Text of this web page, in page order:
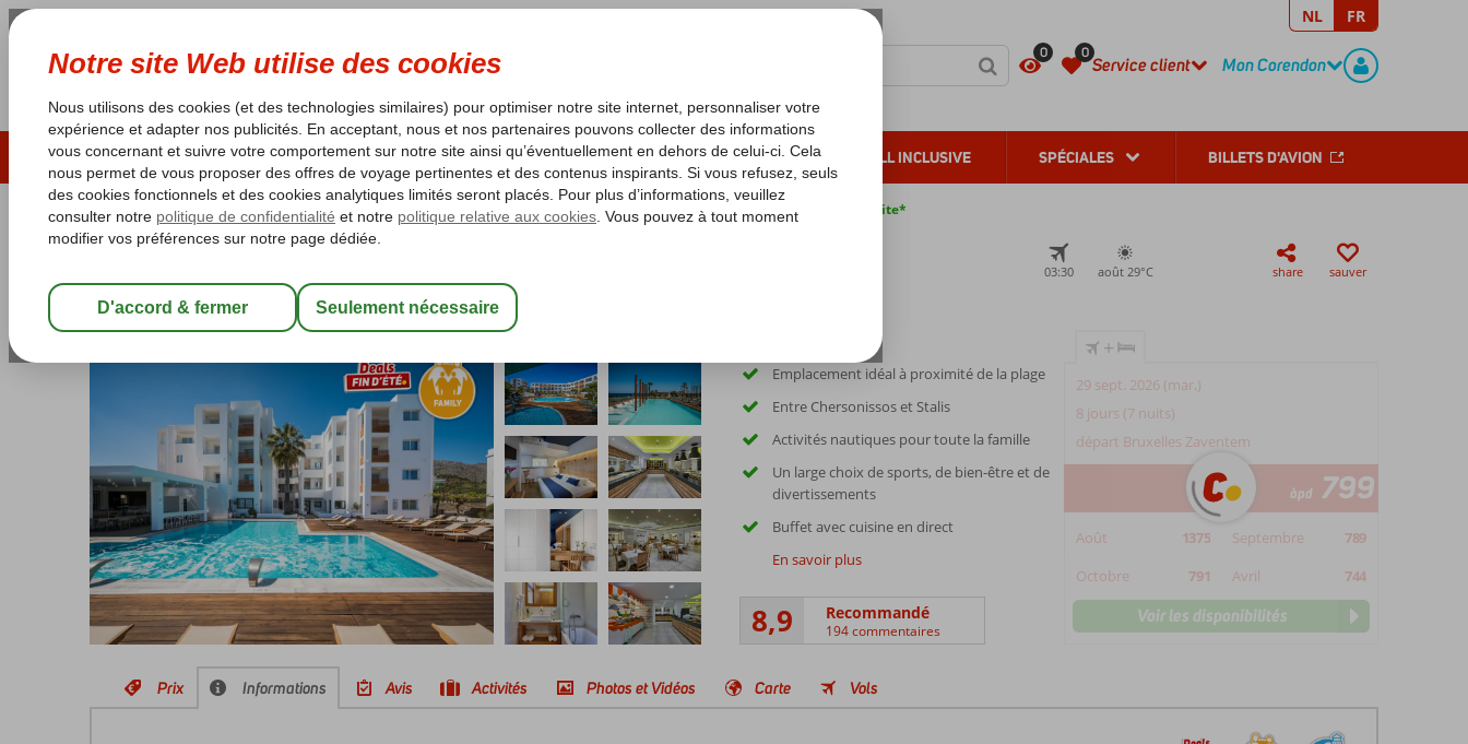
0 0
Service client
CONTACT
Mon Corendon
REGISTERNL FR
ÉTÉ 2026 LAST MINUTES SOLEIL D'HIVER VACANCES AU SOLEIL ALL INCLUSIVE SPÉCIALES BILLETS D'AVION
Les garanties de vacances Garantie du prix le plus bas* Pas de surcharge carburant Annulation gratuite*
Arminda Hotel & Spa
03:30 août 29°C share sauver
Emplacement idéal à proximité de la plage
Entre Chersonissos et Stalis
Activités nautiques pour toute la famille
Un large choix de sports, de bien-être et de
divertissements
Buffet avec cuisine en direct
En savoir plus
8,9 Recommandé
194 commentaires
+
29 sept. 2026 (mar.)
8 jours (7 nuits)
départ Bruxelles Zaventem
àpd 799
Août 1375 Septembre
789
Octobre
791 Avril 744
Voir les disponibilités
Prix Informations Avis Activités Photos et Vidéos Carte Vols